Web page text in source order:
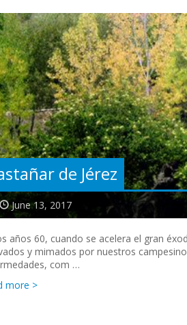
de Jérez
June 13, 2017
años 60, cuando se acelera el gran
y mimados por nuestros
com …
more >